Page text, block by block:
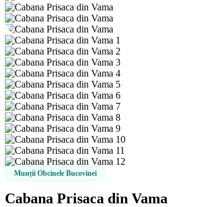
Munții Obcinele Bucovinei
Cabana Prisaca din Vama